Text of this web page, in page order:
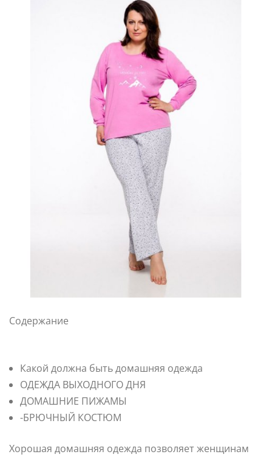
Содержание
Какой должна быть домашняя одежда
ОДЕЖДА ВЫХОДНОГО ДНЯ
ДОМАШНИЕ ПИЖАМЫ
-БРЮЧНЫЙ КОСТЮМ
Хорошая домашняя одежда позволяет женщинам